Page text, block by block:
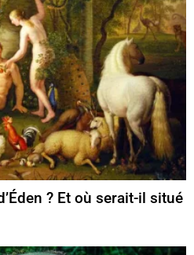
? Et où serait-il situé